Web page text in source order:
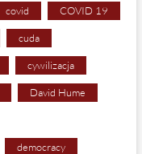
covid COVID 19
cuda
cywilizacja
David Hume
democracy